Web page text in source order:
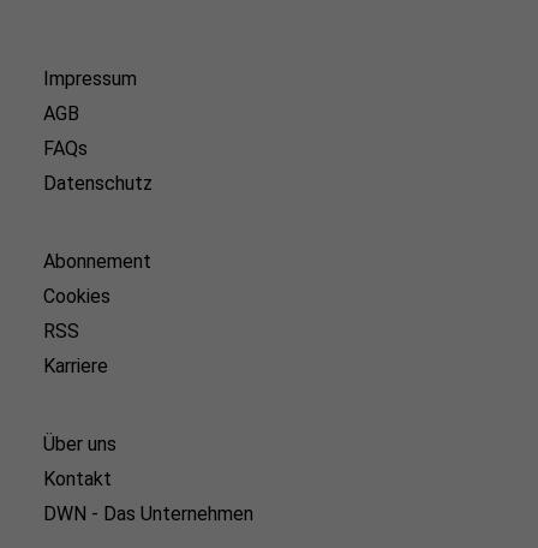
Impressum
AGB
FAQs
Datenschutz
Abonnement
Cookies
RSS
Karriere
Über uns
Kontakt
DWN - Das Unternehmen